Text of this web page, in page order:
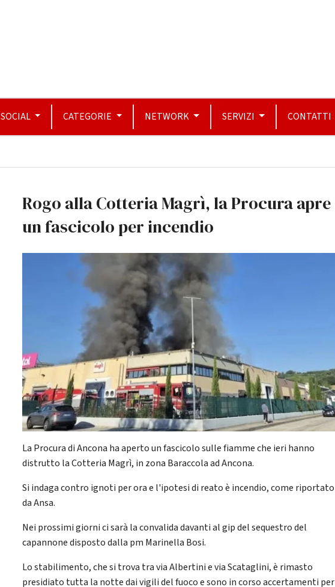
SOCIAL CATEGORIE NETWORK SERVIZI CONTATTI
Rogo alla Cotteria Magrì, la Procura apre
un fascicolo per incendio
La Procura di Ancona ha aperto un fascicolo sulle fiamme che ieri hanno
distrutto la Cotteria Magrì, in zona Baraccola ad Ancona.
Si indaga contro ignoti per ora e l'ipotesi di reato è incendio, come riportato
da Ansa.
Nei prossimi giorni ci sarà la convalida davanti al gip del sequestro del
capannone disposto dalla pm Marinella Bosi.
Lo stabilimento, che si trova tra via Albertini e via Scataglini, è rimasto
presidiato tutta la notte dai vigili del fuoco e sono in corso accertamenti per